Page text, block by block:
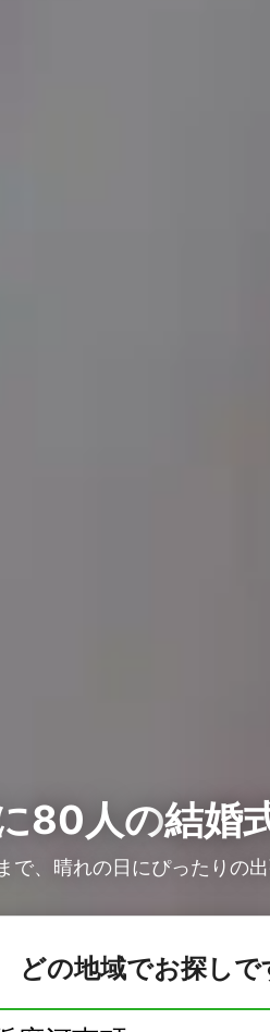
80人の結婚
で、晴れの日にぴったりの
どの地域でお探しで